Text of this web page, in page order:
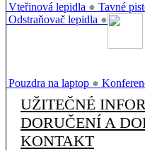
Vteřinová lepidla ● Tavné
Odstraňovač lepidla ●
Pouzdra na laptop ●
UŽITEČNÉ
DORUČENÍ A
KONTAKT